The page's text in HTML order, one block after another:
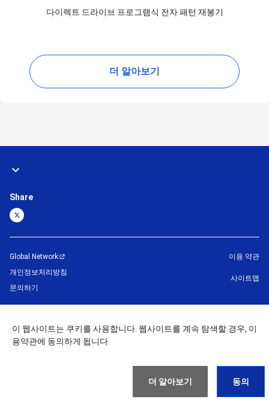
다이렉트 드라이브 프로그램식 전자 패턴 재봉기
더 알아보기
이 웹사이트는 쿠키를 사용합니다. 웹사이트를 계속 탐색할 경우, 이
용약관에 동의하게 됩니다.
더 알아보기 동의
Share
Global Network
개인정보처리방침
문의하기
이용 약관
사이트맵